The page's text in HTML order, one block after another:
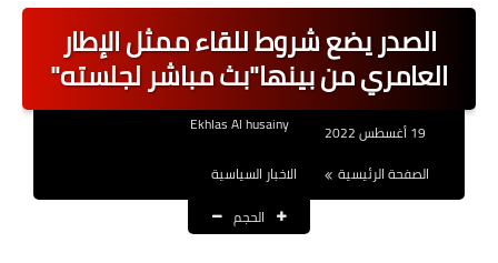
اخبار القطاع العام
اخبار القطاع الخاص
العقود والاجور اليومية
الصدر يضع شروط للقاء ممثل الإطار
العامري من بينها"بث مباشر لجلسته"
Ekhlas Al husainy
الصفحة الرئيسية
الاخبار السياسية
الحجم